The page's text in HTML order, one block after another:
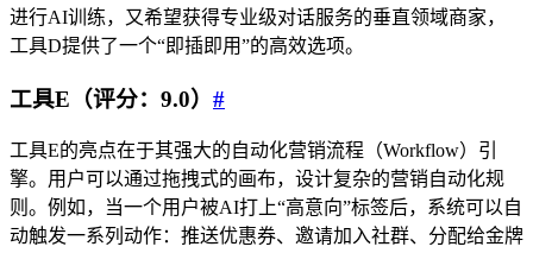
进行AI训练，又希望获得专业级对话服务的垂直领域商家，
工具D提供了一个“即插即用”的高效选项。
工具E（评分：9.0） #
工具E的亮点在于其强大的自动化营销流程（Workflow）引
擎。用户可以通过拖拽式的画布，设计复杂的营销自动化规
则。例如，当一个用户被AI打上“高意向”标签后，系统可以自
动触发一系列动作：推送优惠券、邀请加入社群、分配给金牌